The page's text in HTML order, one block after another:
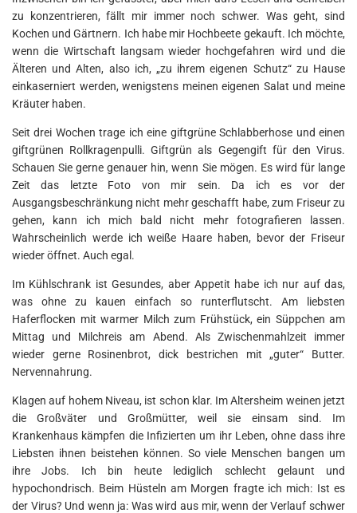
zu konzentrieren, fällt mir immer noch schwer. Was geht, sind
Kochen und Gärtnern. Ich habe mir Hochbeete gekauft. Ich möchte,
wenn die Wirtschaft langsam wieder hochgefahren wird und die
Älteren und Alten, also ich, „zu ihrem eigenen Schutz“ zu Hause
einkaserniert werden, wenigstens meinen eigenen Salat und meine
Kräuter haben.
Seit drei Wochen trage ich eine giftgrüne Schlabberhose und einen
giftgrünen Rollkragenpulli. Giftgrün als Gegengift für den Virus.
Schauen Sie gerne genauer hin, wenn Sie mögen. Es wird für lange
Zeit das letzte Foto von mir sein. Da ich es vor der
Ausgangsbeschränkung nicht mehr geschafft habe, zum Friseur zu
gehen, kann ich mich bald nicht mehr fotografieren lassen.
Wahrscheinlich werde ich weiße Haare haben, bevor der Friseur
wieder öffnet. Auch egal.
Im Kühlschrank ist Gesundes, aber Appetit habe ich nur auf das,
was ohne zu kauen einfach so runterflutscht. Am liebsten
Haferflocken mit warmer Milch zum Frühstück, ein Süppchen am
Mittag und Milchreis am Abend. Als Zwischenmahlzeit immer
wieder gerne Rosinenbrot, dick bestrichen mit „guter“ Butter.
Nervennahrung.
Klagen auf hohem Niveau, ist schon klar. Im Altersheim weinen jetzt
die Großväter und Großmütter, weil sie einsam sind. Im
Krankenhaus kämpfen die Infizierten um ihr Leben, ohne dass ihre
Liebsten ihnen beistehen können. So viele Menschen bangen um
ihre Jobs. Ich bin heute lediglich schlecht gelaunt und
hypochondrisch. Beim Hüsteln am Morgen fragte ich mich: Ist es
der Virus? Und wenn ja: Was wird aus mir, wenn der Verlauf schwer